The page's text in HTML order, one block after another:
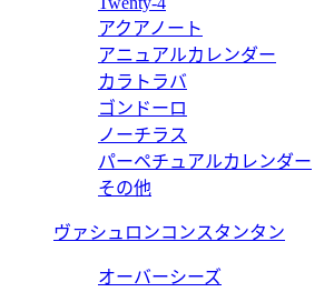
アクアノート
アニュアルカレンダー
カラトラバ
ゴンドーロ
ノーチラス
パーペチュアルカレンダー
その他
ヴァシュロンコンスタンタン
オーバーシーズ